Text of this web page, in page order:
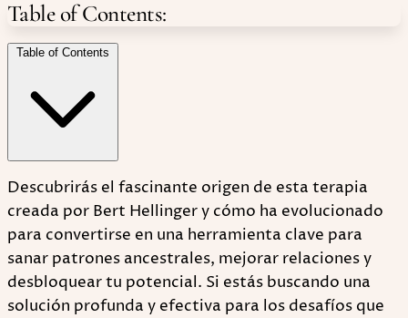
Table of Contents:
Table of Contents
Descubrirás el fascinante origen de esta terapia
creada por Bert Hellinger y cómo ha evolucionado
para convertirse en una herramienta clave para
sanar patrones ancestrales, mejorar relaciones y
desbloquear tu potencial. Si estás buscando una
solución profunda y efectiva para los desafíos que